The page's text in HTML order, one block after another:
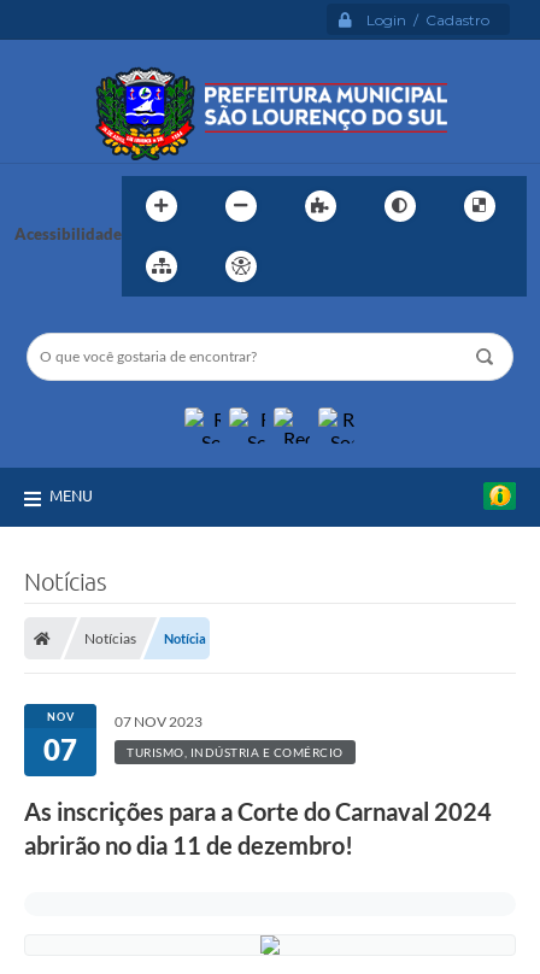
Login / Cadastro
Acessibilidade
MENU
Notícias
Notícias Notícia
NOV
07
07 NOV 2023
TURISMO, INDÚSTRIA E COMÉRCIO
As inscrições para a Corte do Carnaval 2024
abrirão no dia 11 de dezembro!